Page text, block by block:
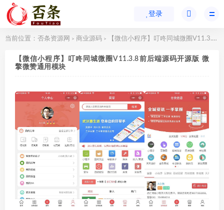
登录
当前位置： 否条资源网 > 商业源码 > 【微信小程序】叮咚同城微圈V11.3.8前后端源码开源版 微擎微赞通用模块
【微信小程序】叮咚同城微圈V11.3.8前后端源码开源版 微
擎微赞通用模块